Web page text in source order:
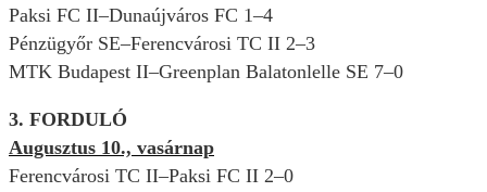
Paksi FC II–Dunaújváros FC 1–4
Pénzügyőr SE–Ferencvárosi TC II 2–3
MTK Budapest II–Greenplan Balatonlelle SE 7–0
3. FORDULÓ
Augusztus 10., vasárnap
Ferencvárosi TC II–Paksi FC II 2–0